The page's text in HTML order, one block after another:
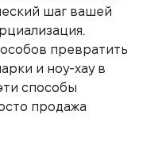
шаг вашей
превратить
и ноу-хау в
способы
продажа